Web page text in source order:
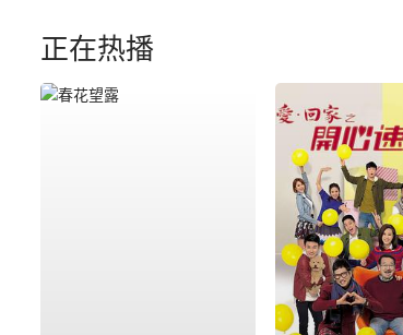
正在热播